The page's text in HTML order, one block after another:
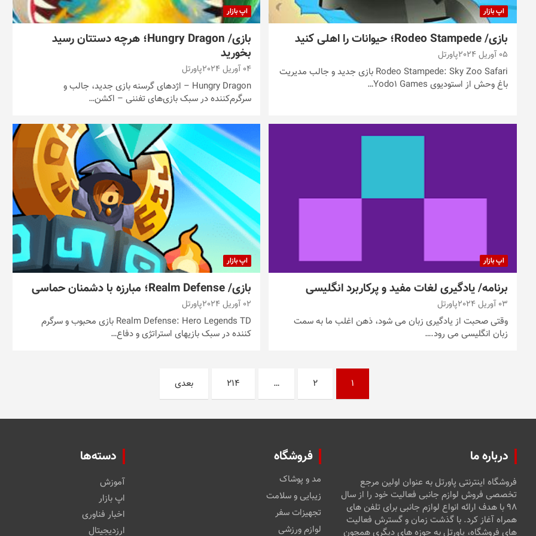
اپ بازار
بازی/ Rodeo Stampede؛ حیوانات را اهلی کنید
05 آوریل 2024 پاورتل
Rodeo Stampede: Sky Zoo Safari بازی جدید و جالب مدیریت
باغ وحش از استودیوی Yodo1 Games…
اپ بازار
بازی/ Hungry Dragon؛ هرچه دستتان رسید
بخورید
04 آوریل 2024 پاورتل
Hungry Dragon – اژدهای گرسنه بازی جدید، جالب و
سرگرم‌کننده در سبک بازی‌های تفننی – اکشن…
اپ بازار
برنامه/ یادگیری لغات مفید و پرکاربرد انگلیسی
03 آوریل 2024 پاورتل
وقتی صحبت از یادگیری زبان می شود، ذهن اغلب ما به سمت
زبان انگلیسی می رود.…
اپ بازار
بازی/ Realm Defense؛ مبارزه با دشمنان حماسی
02 آوریل 2024 پاورتل
Realm Defense: Hero Legends TD بازی محبوب و سرگرم
کننده در سبک بازیهای استراتژی و دفاع…
1
2
…
214 بعدی
درباره ما
فروشگاه اینترنتی پاورتل به عنوان اولین مرجع
تخصصی فروش لوازم جانبی فعالیت خود را از سال
۹۸ با هدف ارائه انواع لوازم جانبی برای تلفن های
همراه آغاز کرد. با گذشت زمان و گسترش فعالیت
های فروشگاه، پاورتل به حوزه های دیگری همچون
فروشگاه
مد و پوشاک
زیبایی و سلامت
تجهیزات سفر
لوازم ورزشی
دسته‌ها
آموزش
اپ بازار
اخبار فناوری
ارزدیجیتال